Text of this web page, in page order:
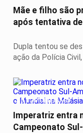
Mãe e filho são
após tentativa
Dupla tentou se
ação da Polícia
AUTOMOBILISMO
Imperatriz entra
Campeonato